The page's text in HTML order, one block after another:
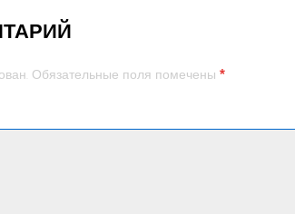
Обязательные поля помечены*